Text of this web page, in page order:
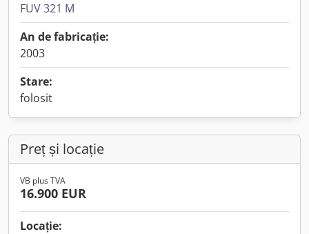
FUV 321 M
An de fabricație:
2003
Stare:
folosit
Preț și locație
VB plus TVA
16.900 EUR
Locație: